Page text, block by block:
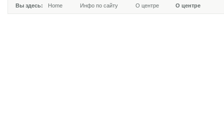
Вы здесь: Home Инфо по сайту О центре О центре